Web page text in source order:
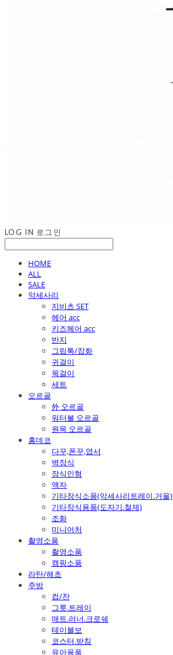
LOG IN 로그인
HOME
ALL
SALE
악세사리
지비츠 SET
헤어 acc
키즈헤어 acc
반지
그립톡/잡화
귀걸이
목걸이
세트
오르골
外 오르골
워터볼 오르골
원목 오르골
홈데코
다꾸,폰꾸,엽서
벽장식
장식인형
액자
기타장식소품(악세사리트레이.거울)
기타장식용품(도자기.철제)
조화
미니어처
촬영소품
촬영소품
캠핑소품
라탄/해초
주방
컵/잔
그릇.트레이
매트.러너.크로쉐
테이블보
코스터.받침
유아용품